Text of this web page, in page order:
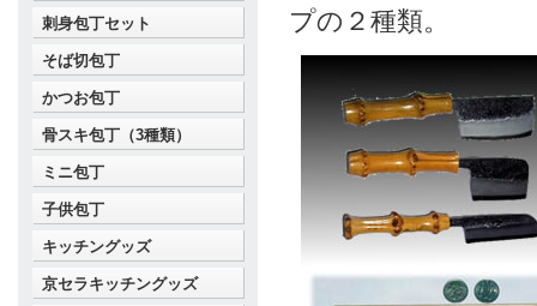
プの２種類。
刺身包丁セット
そば切包丁
かつお包丁
骨スキ包丁（3種類）
ミニ包丁
子供包丁
キッチングッズ
京セラキッチングッズ